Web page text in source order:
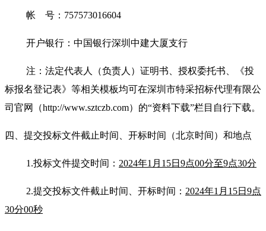
帐 号：757573016604
开户银行：中国银行深圳中建大厦支行
注：法定代表人（负责人）证明书、授权委托书、《投
标报名登记表》等相关模板均可在深圳市特采招标代理有限公
司官网（http://www.sztczb.com）的“资料下载”栏目自行下载。
四、提交投标文件截止时间、开标时间 （北京时间） 和地点
1.投标文件提交时间： 2024年1月15日9点00分至9点30分
2.提交投标文件截止时间 、开标时间： 2024年1月15日9点
30分00秒